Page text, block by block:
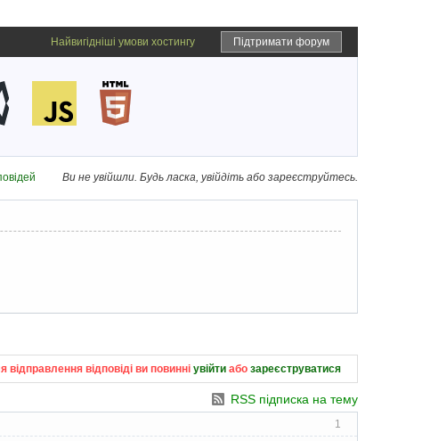
Підтримати форум
Найвигідніші умови хостингу
Ви не увійшли. Будь ласка, увійдіть або зареєструйтесь.
відправлення відповіді ви повинні увійти або зареєструватися
RSS підписка на тему
1